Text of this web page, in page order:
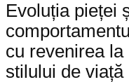
Evoluția pieței
cu revenirea
stilului de